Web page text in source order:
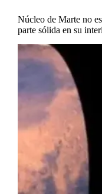
Núcleo de Marte no
parte sólida en su